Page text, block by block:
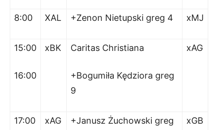
8:00 XAL +Zenon Nietupski greg 4 xMJ
15:00
16:00
xBK Caritas Christiana
+Bogumiła Kędziora greg
9
xAG
17:00 xAG
+Janusz Żuchowski greg
xGB